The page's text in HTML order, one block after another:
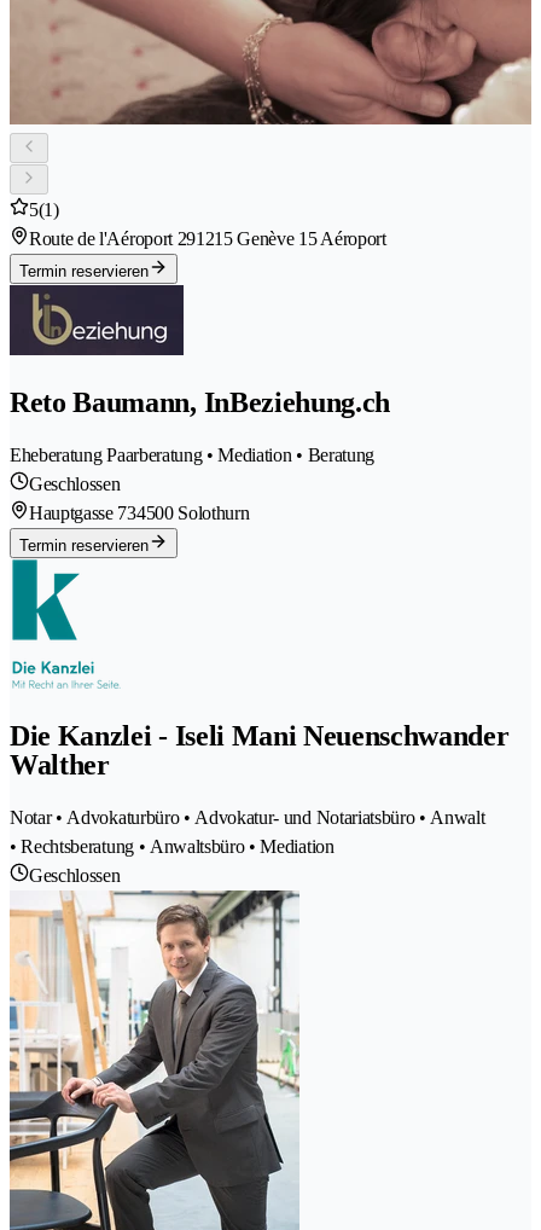
5(1)
Route de l'Aéroport 291215 Genève 15 Aéroport
Termin reservieren
Reto Baumann, InBeziehung.ch
Eheberatung Paarberatung • Mediation • Beratung
Geschlossen
Hauptgasse 734500 Solothurn
Termin reservieren
Die Kanzlei - Iseli Mani Neuenschwander
Walther
Notar • Advokaturbüro • Advokatur- und Notariatsbüro • Anwalt
• Rechtsberatung • Anwaltsbüro • Mediation
Geschlossen